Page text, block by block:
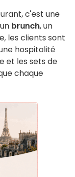
c'est une
brunch, un
les clients sont
hospitalité
et les sets de
chaque